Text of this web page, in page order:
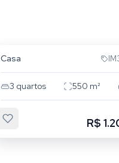
Casa
3 quartos 550 m²
R$